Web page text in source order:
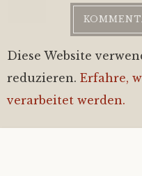
Diese Website
reduzieren. Erfahre,
verarbeitet werden.